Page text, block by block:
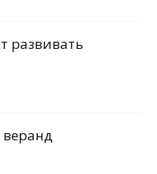
развивать